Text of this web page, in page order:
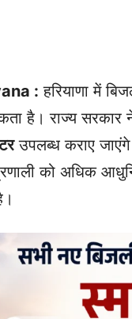
: हरियाणा में
है। राज्य सरकार
उपलब्ध कराए
को अधिक